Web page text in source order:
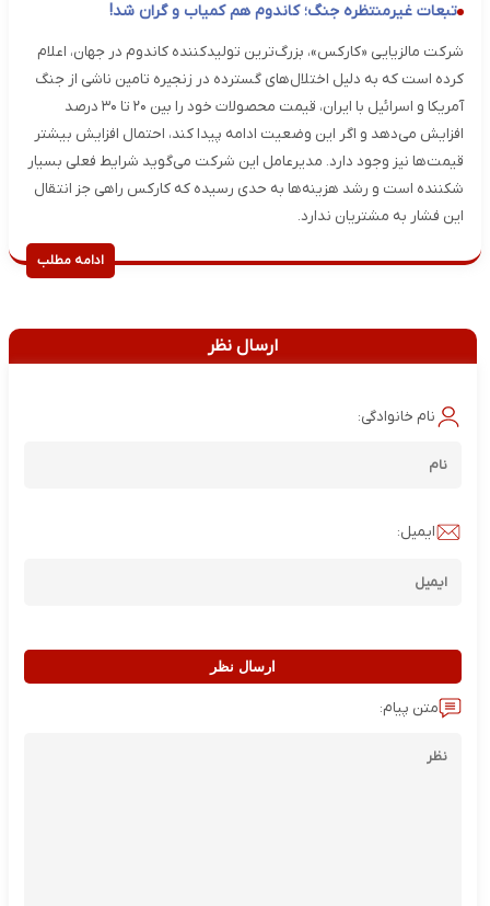
تبعات غیرمنتظره جنگ؛ کاندوم هم کمیاب و گران شد!
شرکت مالزیایی «کارکس»، بزرگ‌ترین تولیدکننده کاندوم در جهان، اعلام
کرده است که به دلیل اختلال‌های گسترده در زنجیره تامین ناشی از جنگ
آمریکا و اسرائیل با ایران، قیمت محصولات خود را بین ۲۰ تا ۳۰ درصد
افزایش می‌دهد و اگر این وضعیت ادامه پیدا کند، احتمال افزایش بیشتر
قیمت‌ها نیز وجود دارد. مدیرعامل این شرکت می‌گوید شرایط فعلی بسیار
شکننده است و رشد هزینه‌ها به حدی رسیده که کارکس راهی جز انتقال
این فشار به مشتریان ندارد.
ادامه مطلب
ارسال نظر
نام خانوادگی:
ایمیل:
ارسال نظر
متن پیام: